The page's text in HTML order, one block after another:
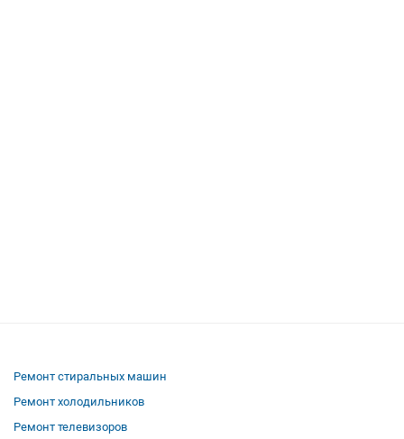
Ремонт стиральных машин
Ремонт холодильников
Ремонт телевизоров